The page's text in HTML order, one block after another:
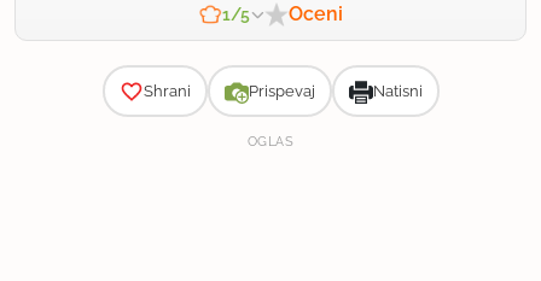
1/5 Oceni
Shrani Prispevaj Natisni
OGLAS